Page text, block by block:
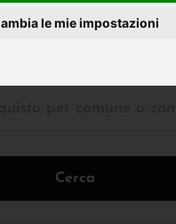
le mie impostazioni
Cerca